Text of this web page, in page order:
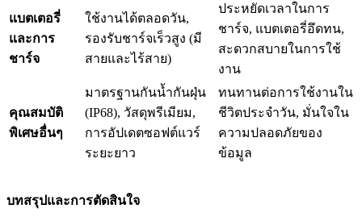
แบตเตอรี่
และการ
ชาร์จ
ใช้งานได้ตลอดวัน,
รองรับชาร์จเร็วสูง (มี
สายและไร้สาย)
ประหยัดเวลาในการ
ชาร์จ, แบตเตอรี่อึดทน,
สะดวกสบายในการใช้
งาน
คุณสมบัติ
พิเศษอื่นๆ
มาตรฐานกันน้ำกันฝุ่น
(IP68), วัสดุพรีเมียม,
การอัปเดตซอฟต์แวร์
ระยะยาว
ทนทานต่อการใช้งานใน
ชีวิตประจำวัน, มั่นใจใน
ความปลอดภัยของ
ข้อมูล
บทสรุปและการตัดสินใจ